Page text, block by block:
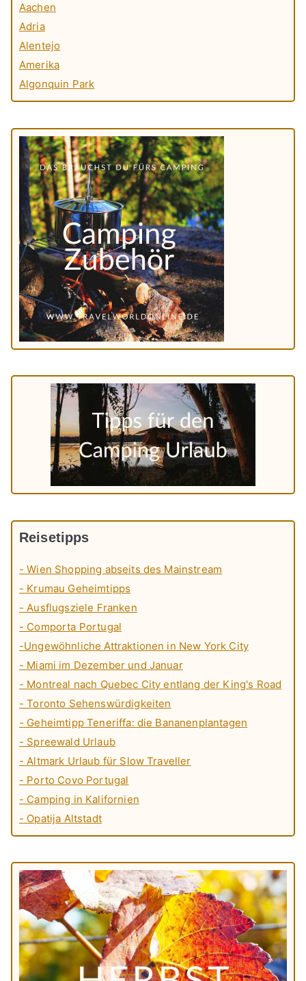
Aachen
Adria
Alentejo
Amerika
Algonquin Park
Reisetipps
- Wien Shopping abseits des Mainstream
- Krumau Geheimtipps
- Ausflugsziele Franken
- Comporta Portugal
-Ungewöhnliche Attraktionen in New York City
- Miami im Dezember und Januar
- Montreal nach Quebec City entlang der King's Road
- Toronto Sehenswürdigkeiten
- Geheimtipp Teneriffa: die Bananenplantagen
- Spreewald Urlaub
- Altmark Urlaub für Slow Traveller
- Porto Covo Portugal
- Camping in Kalifornien
- Opatija Altstadt